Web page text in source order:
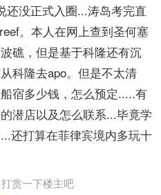
还没正式入圈...涛岛考完直
。本人在网上查到圣何塞
礁，但是基于科隆还有沉
科隆去apo。但是不太清
宿多少钱，怎么预定.....有
潜店以及怎么联系...毕竟学
还打算在菲律宾境内多玩十
赏一下楼主吧